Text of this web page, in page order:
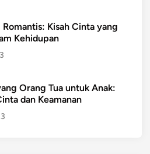
Kisah Cinta yang
Kehidupan
Orang Tua untuk Anak:
dan Keamanan